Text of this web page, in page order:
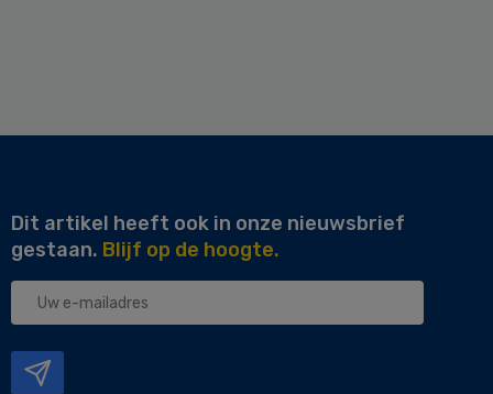
Dit artikel heeft ook in onze nieuwsbrief
gestaan. Blijf op de hoogte.
Uw